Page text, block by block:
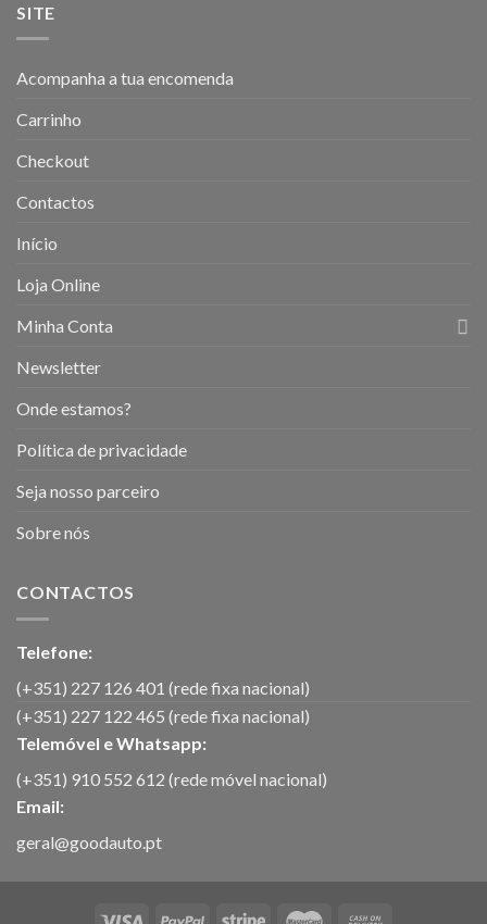
SITE
Acompanha a tua encomenda
Carrinho
Checkout
Contactos
Início
Loja Online
Minha Conta
Newsletter
Onde estamos?
Política de privacidade
Seja nosso parceiro
Sobre nós
CONTACTOS
Telefone:
(+351) 227 126 401 (rede fixa nacional)
(+351) 227 122 465 (rede fixa nacional)
Telemóvel e Whatsapp:
(+351) 910 552 612 (rede móvel nacional)
Email:
geral@goodauto.pt